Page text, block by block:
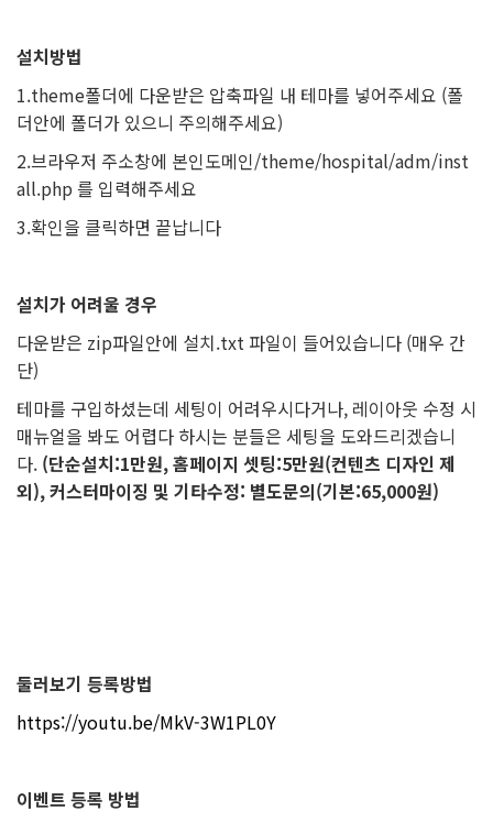
설치방법
1.theme폴더에 다운받은 압축파일 내 테마를 넣어주세요 (폴
더안에 폴더가 있으니 주의해주세요)
2.브라우저 주소창에 본인도메인/theme/hospital/adm/inst
all.php 를 입력해주세요
3.확인을 클릭하면 끝납니다
설치가 어려울 경우
다운받은 zip파일안에 설치.txt 파일이 들어있습니다 (매우 간
단)
테마를 구입하셨는데 세팅이 어려우시다거나, 레이아웃 수정 시
매뉴얼을 봐도 어렵다 하시는 분들은 세팅을 도와드리겠습니
다. (단순설치:1만원, 홈페이지 셋팅:5만원(컨텐츠 디자인 제
외), 커스터마이징 및 기타수정: 별도문의(기본:65,000원)
둘러보기 등록방법
https://youtu.be/MkV-3W1PL0Y
이벤트 등록 방법